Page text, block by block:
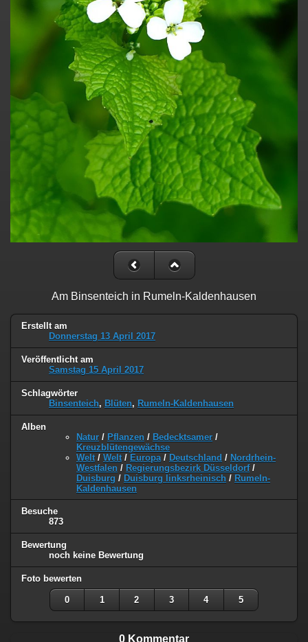
Am Binsenteich in Rumeln-Kaldenhausen
Erstellt am
Donnerstag 13 April 2017
Veröffentlicht am
Samstag 15 April 2017
Schlagwörter
Binsenteich, Blüten, Rumeln-Kaldenhausen
Alben
Natur / Pflanzen / Bedecktsamer /
Kreuzblütengewächse
Welt / Welt / Europa / Deutschland / Nordrhein-
Westfalen / Regierungsbezirk Düsseldorf/
Duisburg / Duisburg linksrheinisch / Rumeln-
Kaldenhausen
Besuche
873
Bewertung
noch keine Bewertung
Foto bewerten
0 1 2 3 4 5
0 Kommentar